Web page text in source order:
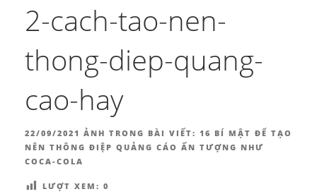
2-cach-tao-nen-
thong-diep-quang-
cao-hay
ĐĂNG
TRONG
22/09/2021 ẢNH TRONG BÀI VIẾT: 16 BÍ MẬT ĐỂ TẠO
NÊN THÔNG ĐIỆP QUẢNG CÁO ẤN TƯỢNG NHƯ
COCA-COLA
LƯỢT XEM: 0